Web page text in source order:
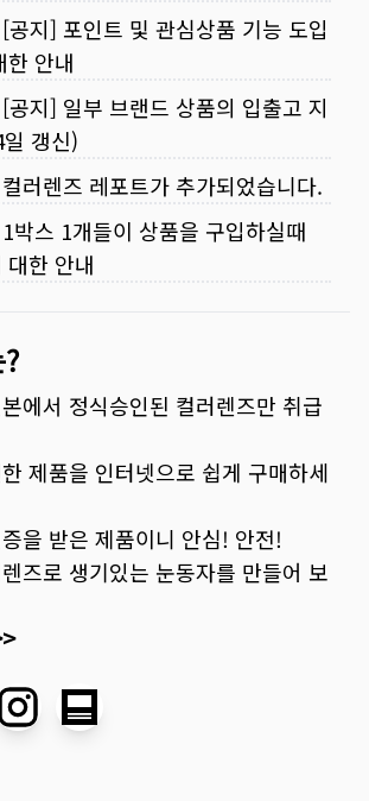
[공지] 포인트 및 관심상품 기능 도입
한 안내
[공지] 일부 브랜드 상품의 입출고 지
갱신)
컬러렌즈 레포트가 추가되었습니다.
1박스 1개들이 상품을 구입하실때
대한 안내
에서 정식승인된 컬러렌즈만 취급
제품을 인터넷으로 쉽게 구매하세
을 받은 제품이니 안심! 안전!
즈로 생기있는 눈동자를 만들어 보